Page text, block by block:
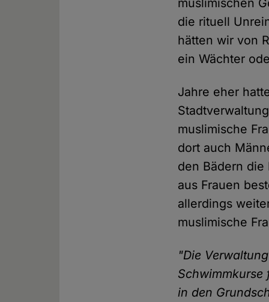
muslimischen
die rituell
hätten wir von
ein Wächter
Jahre eher
muslimische
dort auch
den Bädern
aus Frauen
allerdings
muslimische
"Die
Schwimmkurse
in den